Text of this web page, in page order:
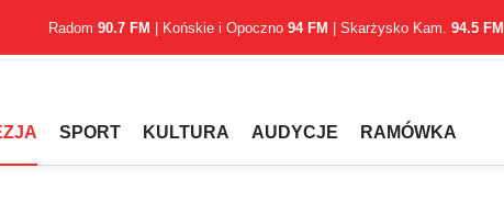
Radom 90.7 FM | Końskie i Opoczno 94 FM | Skarżysko Kam. 94.5 FM
SPORT KULTURA AUDYCJE RAMÓWKA